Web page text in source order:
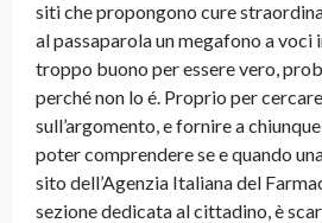
siti che propongono cure
al passaparola un megafono a voci
troppo buono per essere vero,
perché non lo é. Proprio per
sull’argomento, e fornire a
poter comprendere se e quando
sito dell’Agenzia Italiana del
sezione dedicata al cittadino, è